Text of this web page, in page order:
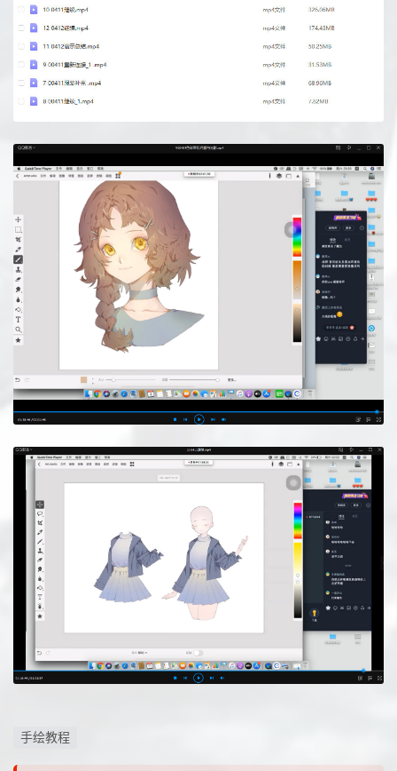
手绘教程